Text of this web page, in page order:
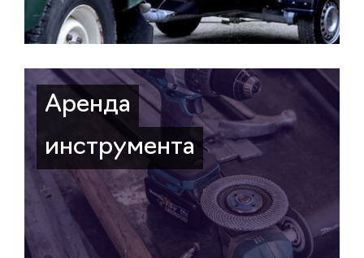
Аренда
инструмента